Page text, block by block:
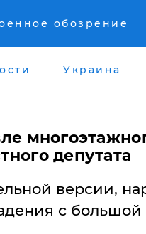
обозрение
Украина
депутата
версии,
с